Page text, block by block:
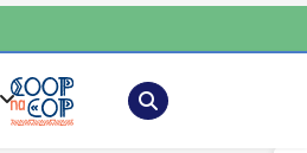
Pesquisar